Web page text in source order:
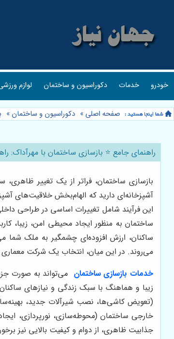
خودرو خدمات دکوراسیون و ساختمان لوازم
صفحه اصلی » دکوراسیون و ساختمان »
راهنمای جامع ⭐️ بازسازی ساختمان با مهرآداک:
بازسازی ساختمان، فراتر از یک تغییر
آشپزخانه‌ای دارید که الهام‌بخش خلاقیت‌های
این فرآیند شامل تغییرات اساسی در طراحی
ساختمان به منظور ایجاد محیطی امن، زیبا،
ساکنان، ارزش افزوده‌ای چشمگیر به ملک شما
می‌روند. در این میان، انتخاب یک شرکت
خدمات بازسازی ساختمان می‌تواند به صورت
زیبا و هماهنگ با سبک زندگی و نیازهای
(تعویض کاشی‌ها، نصب شیرآلات جدید،
خارجی ساختمان (محوطه‌سازی، نورپردازی،
جذابیت ظاهری، از دوام و کیفیت بالایی نیز